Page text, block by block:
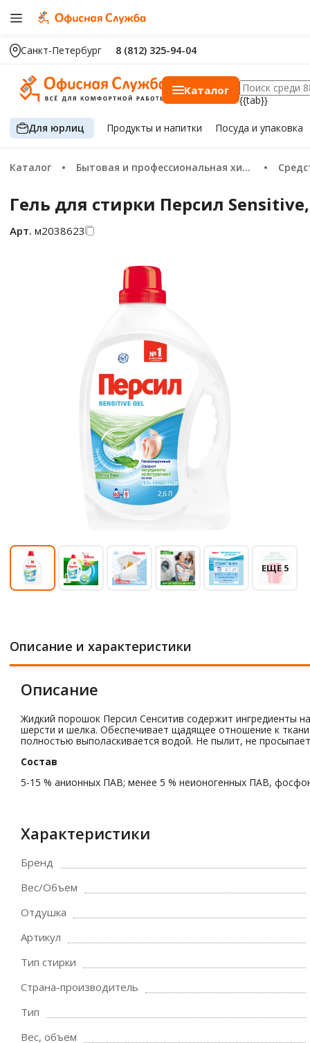
Санкт-Петербург 8 (812) 325-94-04
Каталог
{{tab}}
Для юрлиц Продуктыи напитки Посуда и упаковка
Каталог Бытовая и профессиональная химия
Гель для стирки Персил
Арт. м2038623
ЕЩЕ 5
Описание и характеристики
Описание
Жидкий порошок Персил Сенситив содержит ингредиенты
шерсти и шелка. Обеспечивает щадящее отношение к
полностью выполаскивается водой. Не пылит, не
Состав
5-15 % анионных ПАВ; менее 5 % неионогенных ПАВ,
Характеристики
Бренд
Вес/Объем
Отдушка
Артикул
Тип стирки
Страна-производитель
Тип
Вес, объем